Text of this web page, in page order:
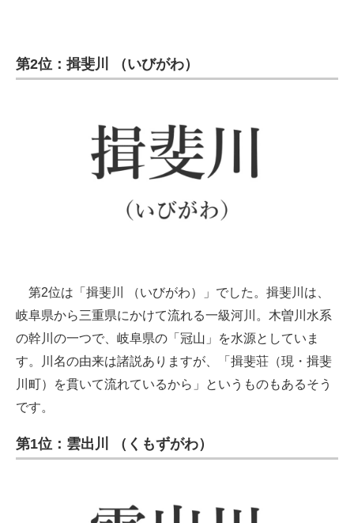
第2位：揖斐川 （いびがわ）
第2位は「揖斐川 （いびがわ）」でした。揖斐川は、
岐阜県から三重県にかけて流れる一級河川。木曽川水系
の幹川の一つで、岐阜県の「冠山」を水源としていま
す。川名の由来は諸説ありますが、「揖斐荘（現・揖斐
川町）を貫いて流れているから」というものもあるそう
です。
第1位：雲出川 （くもずがわ）